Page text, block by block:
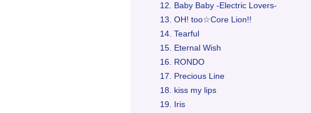
12. Baby Baby -Electric Lovers-
13. OH! too☆Core Lion!!
14. Tearful
15. Eternal Wish
16. RONDO
17. Precious Line
18. kiss my lips
19. Iris